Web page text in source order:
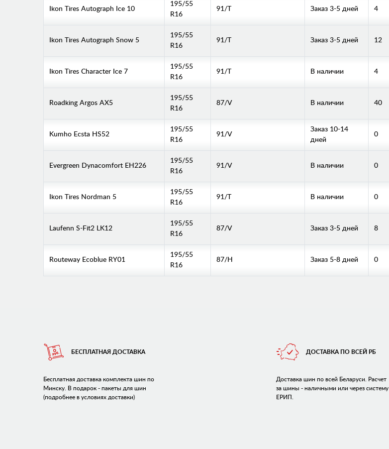
Ikon Tires Autograph Ice 10
195/55
R16
91/T Заказ 3-5 дней 4
Ikon Tires Autograph Snow 5
195/55
R16
91/T Заказ 3-5 дней 12
Ikon Tires Character Ice 7
195/55
R16
91/T В наличии 4
Roadking Argos AX5
195/55
R16
87/V В наличии 40
Kumho Ecsta HS52
195/55
R16
91/V
Заказ 10-14
дней
0
Evergreen Dynacomfort EH226
195/55
R16
91/V В наличии 0
Ikon Tires Nordman 5
195/55
R16
91/T В наличии 0
Laufenn S-Fit2 LK12
195/55
R16
87/V Заказ 3-5 дней 8
Routeway Ecoblue RY01
195/55
R16
87/H Заказ 5-8 дней 0
БЕСПЛАТНАЯ ДОСТАВКА
Бесплатная доставка комплекта шин по
Минску. В подарок - пакеты для шин
(подробнее в условиях доставки)
ДОСТАВКА ПО ВСЕЙ РБ
Доставка шин по всей Беларуси. Расчет
за шины - наличными или через систему
ЕРИП.